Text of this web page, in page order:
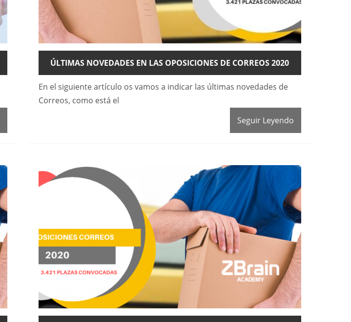
ÚLTIMAS NOVEDADES EN LAS OPOSICIONES DE CORREOS 2020
En el siguiente artículo os vamos a indicar las últimas novedades de
Correos, como está el
Seguir Leyendo